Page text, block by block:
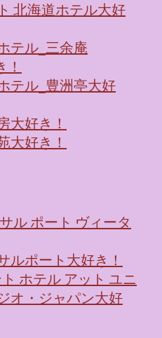
北海道ホテル大好
テル_三余庵
テル_豊洲亭大好
大好き！
大好き！
ル ポート ヴィータ
ルポート大好き！
ホテル アット ユニ
オ・ジャパン大好